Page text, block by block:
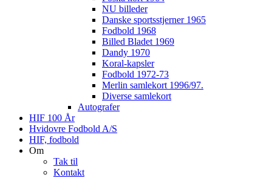
NU billeder
Danske sportsstjerner 1965
Fodbold 1968
Billed Bladet 1969
Dandy 1970
Koral-kapsler
Fodbold 1972-73
Merlin samlekort 1996/97.
Diverse samlekort
Autografer
HIF 100 År
Hvidovre Fodbold A/S
HIF, fodbold
Om
Tak til
Kontakt